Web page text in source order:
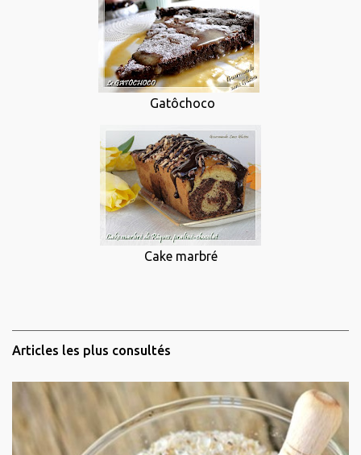
Gatôchoco
Cake marbré
Articles les plus consultés